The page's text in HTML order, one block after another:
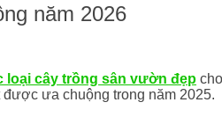
năm 2026
loại cây trồng sân vườn đẹp
ưa chuộng trong năm 2025.